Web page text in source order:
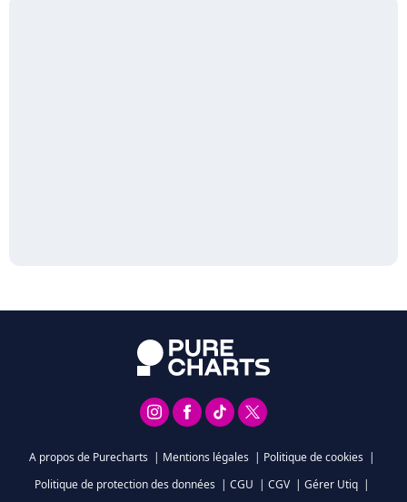
A propos de Purecharts | Mentions légales | Politique de cookies |
Politique de protection des données | CGU | CGV | Gérer Utiq |